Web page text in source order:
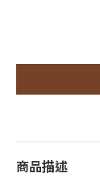
商品描述